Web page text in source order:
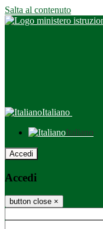
Salta al contenuto
Italiano
Italiano
Accedi
Accedi
button close ×